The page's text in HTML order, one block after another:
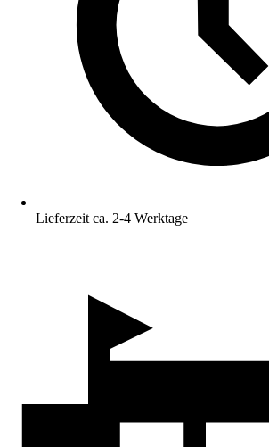
Lieferzeit ca. 2-4 Werktage